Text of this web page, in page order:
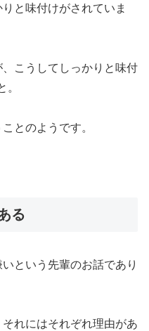
と味付けがされていま
こうしてしっかりと味付
。
とのようです。
る
という先輩のお話であり
れにはそれぞれ理由があ